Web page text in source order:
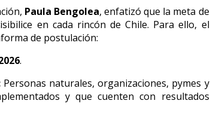
Paula Bengolea, enfatizó que la meta de
en cada rincón de Chile. Para ello, el
de postulación:
.
Personas naturales, organizaciones, pymes y
y que cuenten con resultados